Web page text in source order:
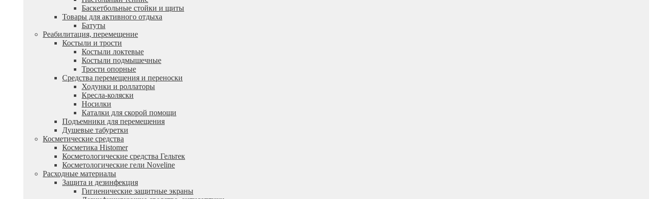
Баскетбольные стойки и щиты
Товары для активного отдыха
Батуты
Реабилитация, перемещение
Костыли и трости
Костыли локтевые
Костыли подмышечные
Трости опорные
Средства перемещения и переноски
Ходунки и роллаторы
Кресла-коляски
Носилки
Каталки для скорой помощи
Подъемники для перемещения
Душевые табуретки
Косметические средства
Косметика Histomer
Косметологические средства Гельтек
Косметологические гели Noveline
Расходные материалы
Защита и дезинфекция
Гигиенические защитные экраны